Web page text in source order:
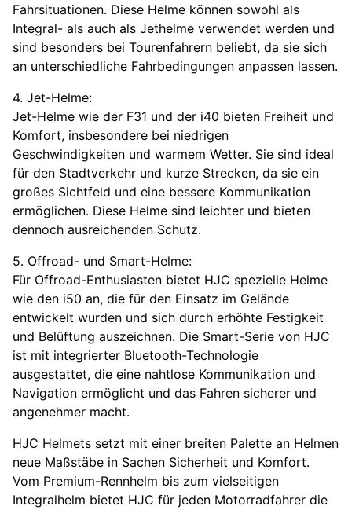
Fahrsituationen. Diese Helme können sowohl als
Integral- als auch als Jethelme verwendet werden und
sind besonders bei Tourenfahrern beliebt, da sie sich
an unterschiedliche Fahrbedingungen anpassen lassen.
4. Jet-Helme:
Jet-Helme wie der F31 und der i40 bieten Freiheit und
Komfort, insbesondere bei niedrigen
Geschwindigkeiten und warmem Wetter. Sie sind ideal
für den Stadtverkehr und kurze Strecken, da sie ein
großes Sichtfeld und eine bessere Kommunikation
ermöglichen. Diese Helme sind leichter und bieten
dennoch ausreichenden Schutz.
5. Offroad- und Smart-Helme:
Für Offroad-Enthusiasten bietet HJC spezielle Helme
wie den i50 an, die für den Einsatz im Gelände
entwickelt wurden und sich durch erhöhte Festigkeit
und Belüftung auszeichnen. Die Smart-Serie von HJC
ist mit integrierter Bluetooth-Technologie
ausgestattet, die eine nahtlose Kommunikation und
Navigation ermöglicht und das Fahren sicherer und
angenehmer macht.
HJC Helmets setzt mit einer breiten Palette an Helmen
neue Maßstäbe in Sachen Sicherheit und Komfort.
Vom Premium-Rennhelm bis zum vielseitigen
Integralhelm bietet HJC für jeden Motorradfahrer die